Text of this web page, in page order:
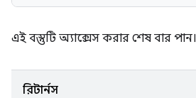
এই বস্তুটি অ্যাক্সেস করার শেষ বার পান।
রিটার্নস